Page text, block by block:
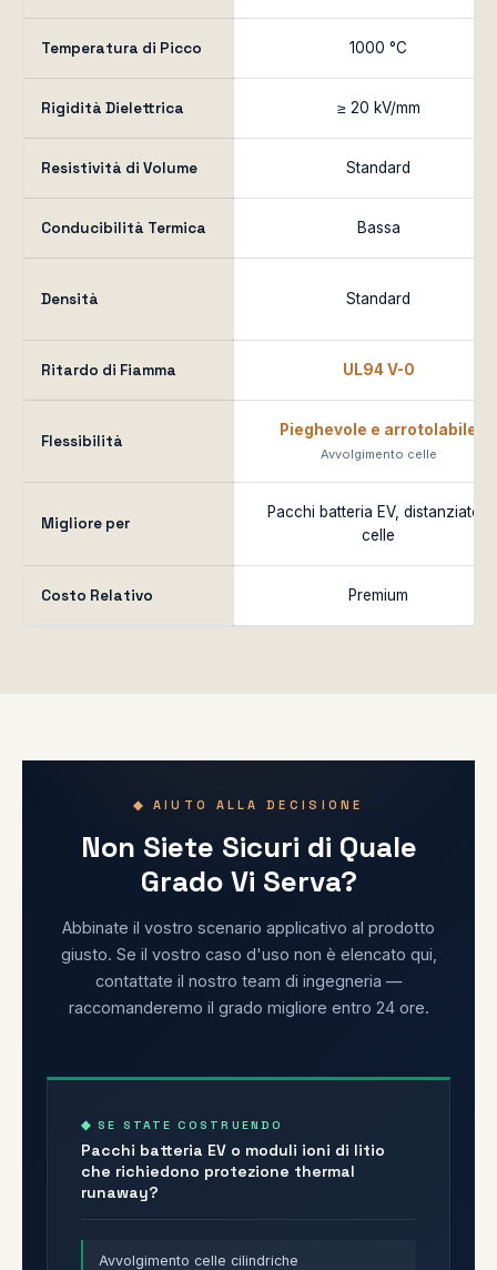
Temperatura di Picco 1000 °C
Rigidità Dielettrica ≥ 20 kV/mm
Resistività di Volume Standard
Conducibilità Termica Bassa
Densità Standard
Ritardo di Fiamma UL94 V-0
Flessibilità
Pieghevole e arrotolabile
Avvolgimento celle
Migliore per
Pacchi batteria EV, distanziatori
celle
Costo Relativo Premium
◆ AIUTO ALLA DECISIONE
Non Siete Sicuri di Quale
Grado Vi Serva?
Abbinate il vostro scenario applicativo al prodotto
giusto. Se il vostro caso d'uso non è elencato qui,
contattate il nostro team di ingegneria —
raccomanderemo il grado migliore entro 24 ore.
◆ SE STATE COSTRUENDO
Pacchi batteria EV o moduli ioni di litio
che richiedono protezione thermal
runaway?
Avvolgimento celle cilindriche